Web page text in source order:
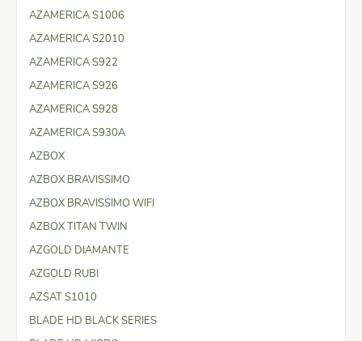
AZAMERICA S1006
AZAMERICA S2010
AZAMERICA S922
AZAMERICA S926
AZAMERICA S928
AZAMERICA S930A
AZBOX
AZBOX BRAVISSIMO
AZBOX BRAVISSIMO WIFI
AZBOX TITAN TWIN
AZGOLD DIAMANTE
AZGOLD RUBI
AZSAT S1010
BLADE HD BLACK SERIES